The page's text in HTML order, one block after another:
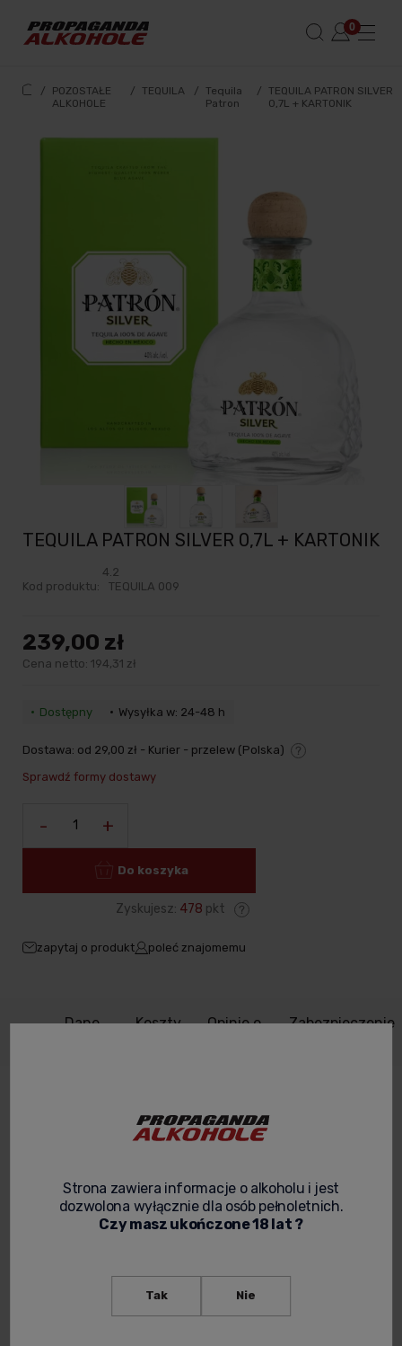
/
POZOSTAŁE
ALKOHOLE
/ TEQUILA / Tequila
Patron
/ TEQUILA PATRON SILVER
0,7L + KARTONIK
TEQUILA PATRON SILVER 0,7L + KARTONIK
4.2
Kod produktu:
TEQUILA 009
239,00 zł
Cena netto: 194,31 zł
Dostępny Wysyłka w: 24-48 h
Dostawa: od 29,00 zł - Kurier - przelew (Polska)
Sprawdź formy dostawy
- +
Do koszyka
Zyskujesz: 478 pkt
zapytaj o produkt poleć znajomemu
Dane
Koszty
Opinie o
Zabezpieczenie
Tequila Patron Silver – Doskonała
tequila klasy premium.
produkowana wMeksyku , która wzbudza zachwyt miłośników
wysokogatunkowych trunków na całym świecie. To niezwykle
klarowna tequila, charakteryzująca się niepowtarzalnym
Strona zawiera informacje o alkoholu i jest
dozwolona wyłącznie dla osób pełnoletnich.
Czy masz ukończone 18 lat ?
Tak Nie